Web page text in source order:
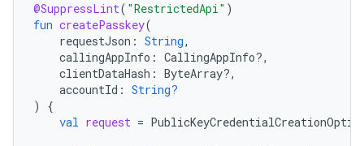
@SuppressLint( "RestrictedApi" )
fun createPasskey(
requestJson : String,
callingAppInfo : CallingAppInfo?,
clientDataHash : ByteArray?,
accountId : String?
)
{
val request =